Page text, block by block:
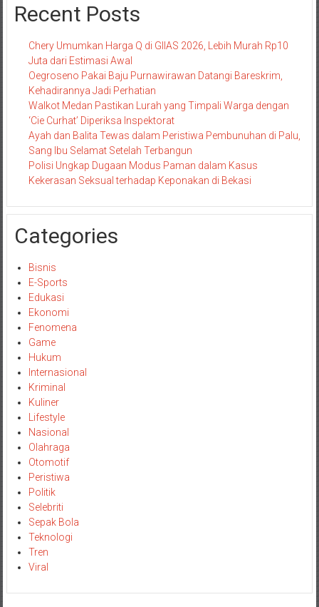
Recent Posts
Chery Umumkan Harga Q di GIIAS 2026, Lebih Murah Rp10
Juta dari Estimasi Awal
Oegroseno Pakai Baju Purnawirawan Datangi Bareskrim,
Kehadirannya Jadi Perhatian
Walkot Medan Pastikan Lurah yang Timpali Warga dengan
‘Cie Curhat’ Diperiksa Inspektorat
Ayah dan Balita Tewas dalam Peristiwa Pembunuhan di Palu,
Sang Ibu Selamat Setelah Terbangun
Polisi Ungkap Dugaan Modus Paman dalam Kasus
Kekerasan Seksual terhadap Keponakan di Bekasi
Categories
Bisnis
E-Sports
Edukasi
Ekonomi
Fenomena
Game
Hukum
Internasional
Kriminal
Kuliner
Lifestyle
Nasional
Olahraga
Otomotif
Peristiwa
Politik
Selebriti
Sepak Bola
Teknologi
Tren
Viral